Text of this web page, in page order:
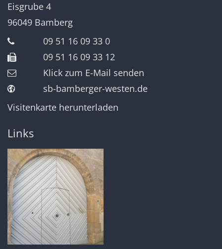
Eisgrube 4
96049 Bamberg
09 51 16 09 33 0
09 51 16 09 33 12
Klick zum E-Mail senden
sb-bamberger-westen.de
Visitenkarte herunterladen
Links